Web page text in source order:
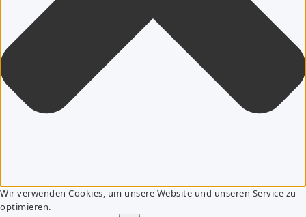
Wir verwenden Cookies, um unsere Website und unseren Service zu
optimieren.